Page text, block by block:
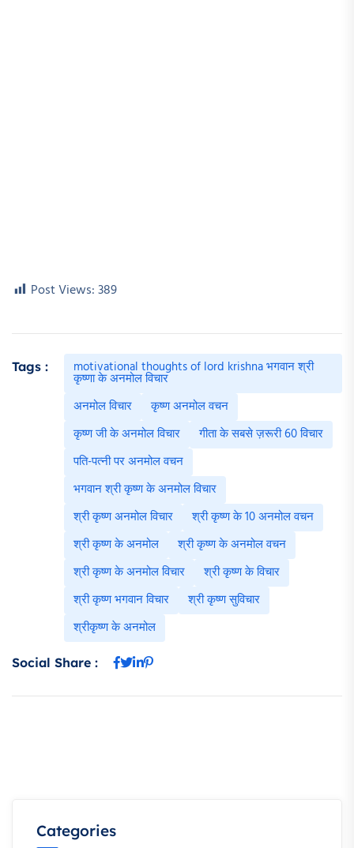
Post Views:389
Tags : motivational thoughts of lord krishna भगवान श्री
कृष्णा के अनमोल विचार
अनमोल विचार
कृष्ण अनमोल वचन
कृष्ण जी के अनमोल विचार
गीता के सबसे ज़रूरी 60 विचार
पति-पत्नी पर अनमोल वचन
भगवान श्री कृष्ण के अनमोल विचार
श्री कृष्ण अनमोल विचार
श्री कृष्ण के 10 अनमोल वचन
श्री कृष्ण के अनमोल
श्री कृष्ण के अनमोल वचन
श्री कृष्ण के अनमोल विचार
श्री कृष्ण के विचार
श्री कृष्ण भगवान विचार
श्री कृष्ण सुविचार
श्रीकृष्ण के अनमोल
Social Share :
Categories